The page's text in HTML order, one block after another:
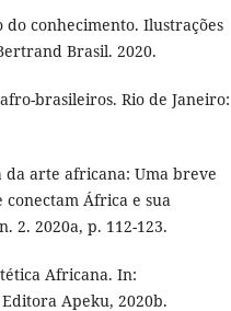
do conhecimento. Ilustrações
Brasil. 2020.
brasileiros. Rio de Janeiro:
da arte africana: Uma breve
conectam África e sua
2. 2020a, p. 112-123.
Africana. In:
Apeku, 2020b.